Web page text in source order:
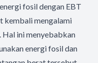
fosil dengan EBT
kembali mengalami
Hal ini menyebabkan
energi fosil dan